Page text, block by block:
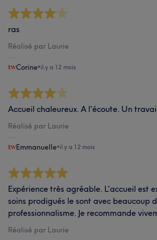
ras
Réalisé par Laurie
Corine•il y a 12 mois
Accueil chaleureux. A l'écoute. Un
Réalisé par Laurie
Emmanuelle•il y a 12 mois
Expérience très agréable. L'accueil est
soins prodigués le sont avec beaucoup
professionnalisme. Je recommande
Réalisé par Laurie